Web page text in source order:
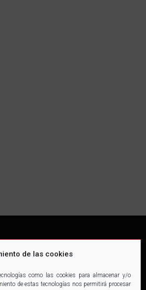
de las cookies
como las cookies para almacenar y/o
de estas tecnologías nos permitirá procesar